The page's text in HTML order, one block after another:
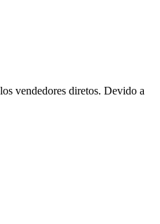
vendedores diretos. Devido a